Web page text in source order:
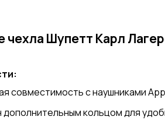
чехла Шупетт Карл
совместимость с наушниками
кольцом для